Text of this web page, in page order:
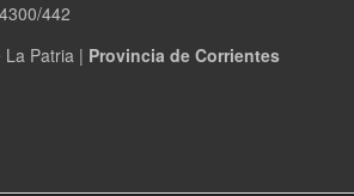
442
La Patria | Provincia de Corrientes